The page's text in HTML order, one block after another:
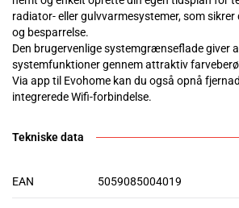
radiator- eller gulvvarmesystemer, som
og besparrelse.
Den brugervenlige systemgrænseflade giver
systemfunktioner gennem attraktiv
Via app til Evohome kan du også opnå
integrerede Wifi-forbindelse.
Tekniske data
EAN 5059085004019